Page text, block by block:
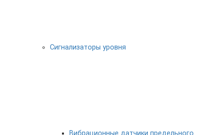
Сигнализаторы уровня